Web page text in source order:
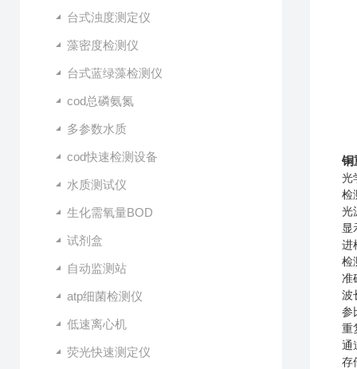
台式浊度测定仪
藻密度检测仪
台式蓝绿藻检测仪
cod总磷氨氮
多参数水质
cod快速检测设备
水质测试仪
生化需氧量BOD
试剂盒
自动监测站
atp细菌检测仪
低速离心机
荧光快速测定仪
铜
光
检
光
显
进
检
准
波
参
重
通
存